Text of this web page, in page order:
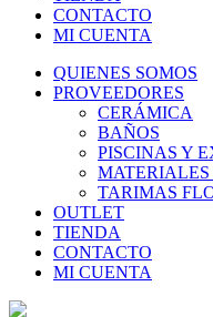
CONTACTO
MI CUENTA
QUIENES SOMOS
PROVEEDORES
CERÁMICA
BAÑOS
PISCINAS Y
TARIMAS
OUTLET
TIENDA
CONTACTO
MI CUENTA